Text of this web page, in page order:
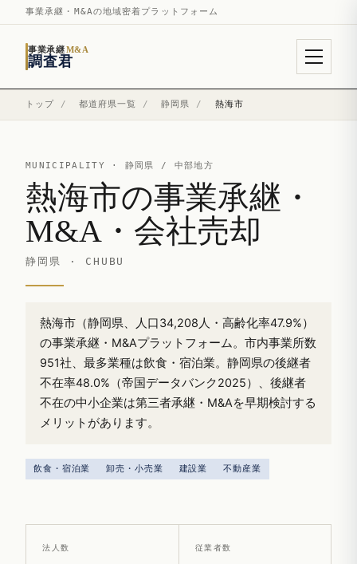
事業承継・M&Aの地域密着プラットフォーム
事業承継M&A
調査君
トップ / 都道府県一覧 / 静岡県 / 熱海市
MUNICIPALITY · 静岡県 / 中部地方
熱海市の事業承継・
M&A・会社売却
静岡県 · CHUBU
熱海市（静岡県、人口34,208人・高齢化率47.9%）
の事業承継・M&Aプラットフォーム。市内事業所数
951社、最多業種は飲食・宿泊業。静岡県の後継者
不在率48.0%（帝国データバンク2025）、後継者
不在の中小企業は第三者承継・M&Aを早期検討する
メリットがあります。
飲食・宿泊業 卸売・小売業 建設業 不動産業
法人数 従業者数